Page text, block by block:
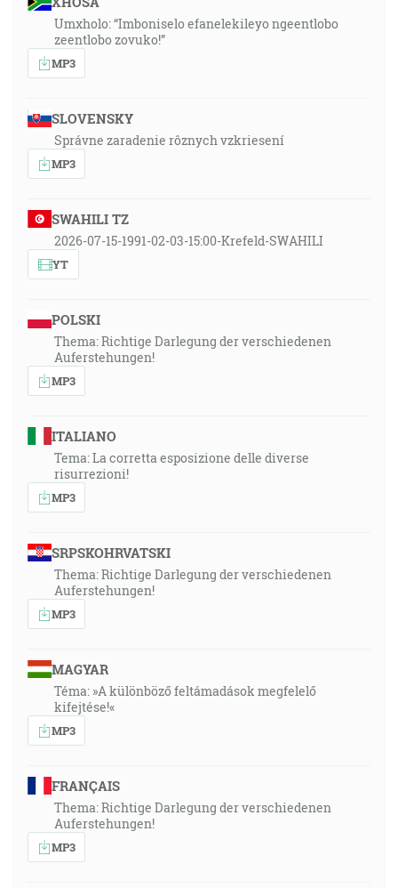
Umxholo: “Imboniselo efanelekileyo ngeentlobo
zeentlobo zovuko!”
MP3
SLOVENSKY
Správne zaradenie rôznych vzkriesení
MP3
SWAHILI TZ
2026-07-15-1991-02-03-15:00-Krefeld-SWAHILI
YT
POLSKI
Thema: Richtige Darlegung der verschiedenen
Auferstehungen!
MP3
ITALIANO
Tema: La corretta esposizione delle diverse
risurrezioni!
MP3
SRPSKOHRVATSKI
Thema: Richtige Darlegung der verschiedenen
Auferstehungen!
MP3
MAGYAR
Téma: »A különböző feltámadások megfelelő
kifejtése!«
MP3
FRANÇAIS
Thema: Richtige Darlegung der verschiedenen
Auferstehungen!
MP3